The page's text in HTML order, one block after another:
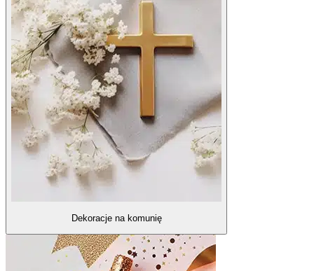
Dekoracje na komunię